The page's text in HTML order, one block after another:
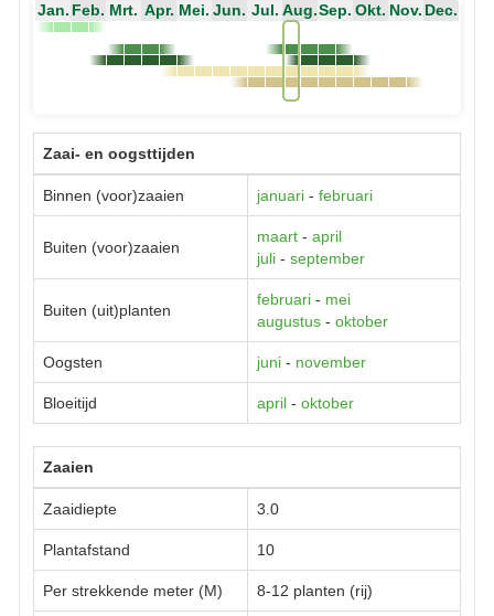
Jan. Feb. Mrt. Apr. Mei. Jun. Jul. Aug.Sep. Okt. Nov. Dec.
Zaai- en oogsttijden
Binnen (voor)zaaien januari - februari
Buiten (voor)zaaien
maart - april
juli - september
Buiten (uit)planten
februari - mei
augustus - oktober
Oogsten juni - november
Bloeitijd april - oktober
Zaaien
Zaaidiepte 3.0
Plantafstand 10
Per strekkende meter (M) 8-12 planten (rij)